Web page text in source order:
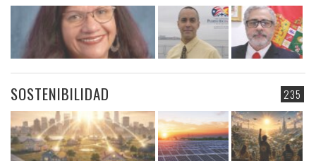
235
SOSTENIBILIDAD